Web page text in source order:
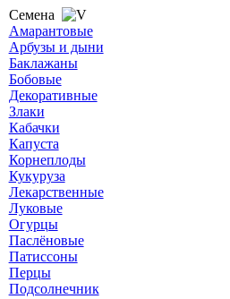
Семена
Амарантовые
Арбузы и дыни
Баклажаны
Бобовые
Декоративные
Злаки
Кабачки
Капуста
Корнеплоды
Кукуруза
Лекарственные
Луковые
Огурцы
Паслёновые
Патиссоны
Перцы
Подсолнечник